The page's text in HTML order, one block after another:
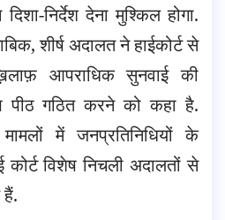
निर्देश देना मुश्किल होगा.
शीर्ष अदालत ने हाईकोर्ट से
आपराधिक सुनवाई की
पीठ गठित करने को कहा है.
में जनप्रतिनिधियों के
विशेष निचली अदालतों से
हैं.